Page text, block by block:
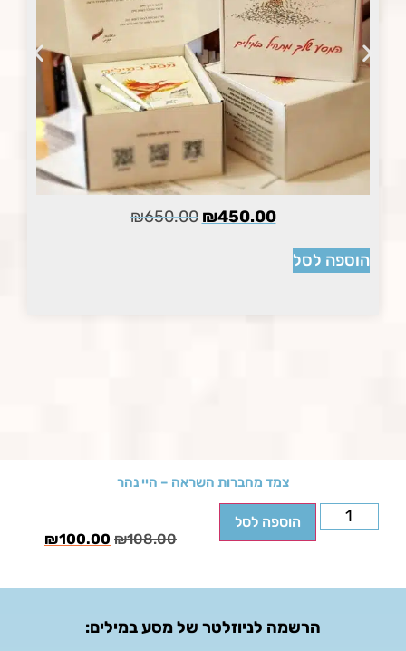
₪650.00 ₪450.00
הוספה לסל
₪108.00
₪100.00
הוספה לסל
צמד מחברות השראה – היי נהר
הרשמה לניוזלטר של מסע במילים: